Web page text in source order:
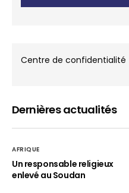
Centre de confidentialité
Dernières actualités
AFRIQUE
Un responsable religieux
enlevé au Soudan